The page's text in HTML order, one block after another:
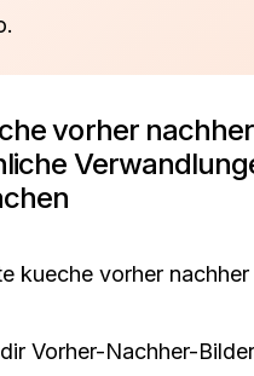
vorher
Vorher-Nachher-